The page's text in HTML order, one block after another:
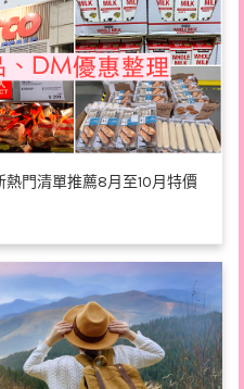
門清單推薦8月至10月特價